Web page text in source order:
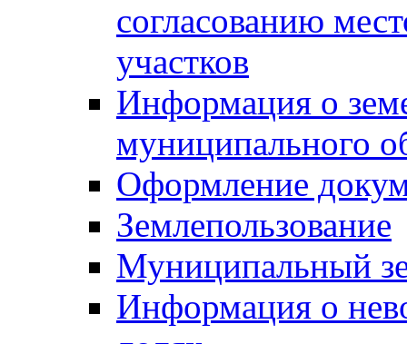
согласованию
участков
Информация о
муниципального
Оформление
Землепользование
Муниципальный
Информация о